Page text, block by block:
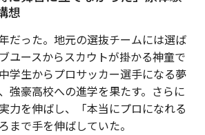
想
だった。地元の選抜チームには選ば
ユースからスカウトが掛かる神童で
学生からプロサッカー選手になる夢
強豪高校への進学を果たす。さらに
力を伸ばし、「本当にプロになれる
まで手を伸ばしていた。